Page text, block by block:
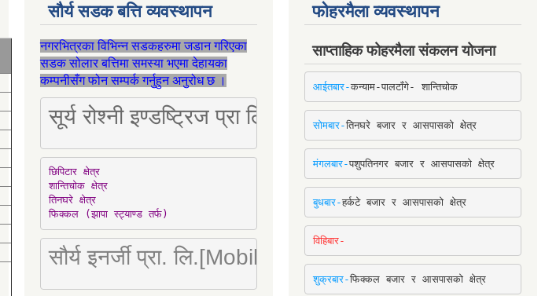
सौर्य सडक बत्ति व्यवस्थापन
नगरभित्रका विभिन्न सडकहरुमा जडान गरिएका
सडक सोलार बत्तिमा समस्या भएमा देहायका
कम्पनीसँग फोन सम्पर्क गर्नुहुन अनुरोध छ ।
सूर्य रोश्नी इण्डष्ट्रिज प्रा लि [Mobile: 9851034034]
छिपिटार क्षेत्र
शान्तिचोक क्षेत्र
तिनघरे क्षेत्र
फिक्कल (झापा स्ट्याण्ड तर्फ)
सौर्य इनर्जी प्रा. लि.[Mobile : 9842780266]
फोहरमैला व्यवस्थापन
साप्ताहिक फोहरमैला संकलन योजना
आईतबार-कन्याम-पालटाँगे- शान्तिचोक
सोमबार-तिनघरे बजार र आसपासको क्षेत्र
मंगलबार-पशुपतिनगर बजार र आसपासको क्षेत्र
बुधबार-हर्कटे बजार र आसपासको क्षेत्र
विहिबार-
शुक्रबार-फिक्कल बजार र आसपासको क्षेत्र